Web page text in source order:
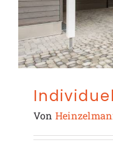
Von